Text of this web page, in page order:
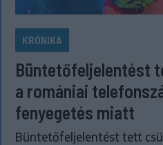
KRÓNIKA
Büntetőfeljelentést
a romániai
fenyegetés miatt
Büntetőfeljelentést tett